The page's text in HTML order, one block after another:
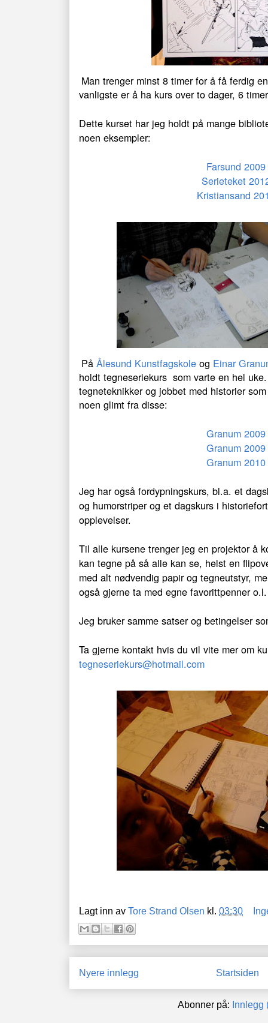
Man trenger minst 8 timer for å få ferdig
vanligste er å ha kurs over to dager, 6
Dette kurset har jeg holdt på mange
noen eksempler:
Farsund 2009
Serieteket
Kristiansand
På Ålesund Kunstfagskole og Einar
holdt tegneseriekurs som varte en hel
tegneteknikker og jobbet med historier
noen glimt fra disse:
Granum 2009
Granum 2009
Granum 2010
Jeg har også fordypningskurs, bl.a. et
og humorstriper og et dagskurs i
opplevelser.
Til alle kursene trenger jeg en projektor å
kan tegne på så alle kan se, helst en
med alt nødvendig papir og tegneutstyr,
også gjerne ta med egne favorittpenner
Jeg bruker samme satser og betingelser
Ta gjerne kontakt hvis du vil vite mer om
tegneseriekurs@hotmail.com
Lagt inn av Tore Strand Olsen kl. 03:30
Nyere innlegg Startsiden
Abonner på: Innlegg